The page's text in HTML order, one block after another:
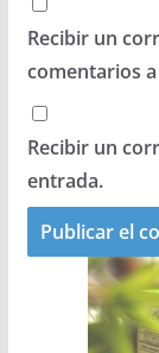
Recibir un
comentarios
Recibir un
entrada.